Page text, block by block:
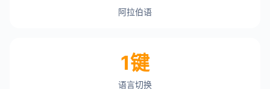
阿拉伯语
1键
语言切换